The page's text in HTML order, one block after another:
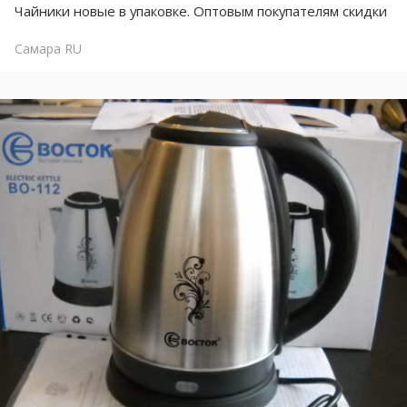
Чайники новые в упаковке. Оптовым покупателям скидки
Самара RU